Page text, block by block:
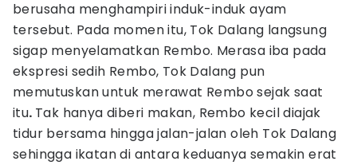
berusaha menghampiri induk-induk ayam
tersebut. Pada momen itu, Tok Dalang langsung
sigap menyelamatkan Rembo. Merasa iba pada
ekspresi sedih Rembo, Tok Dalang pun
memutuskan untuk merawat Rembo sejak saat
itu. Tak hanya diberi makan, Rembo kecil diajak
tidur bersama hingga jalan-jalan oleh Tok Dalang
sehingga ikatan di antara keduanya semakin erat